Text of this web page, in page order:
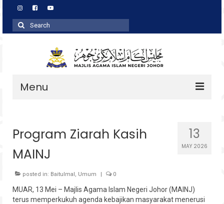
Search
for:
Menu
Zakat
Agihan
Wakaf
Baitulmal
13
MAY 2026
Program Ziarah Kasih
MAINJ
posted in: Baitulmal, Umum | 0
MUAR, 13 Mei – Majlis Agama Islam Negeri Johor (MAINJ)
terus memperkukuh agenda kebajikan masyarakat menerusi